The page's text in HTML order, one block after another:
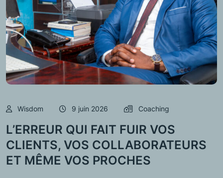
Wisdom 9 juin 2026 Coaching
L’ERREUR QUI FAIT FUIR VOS
CLIENTS, VOS COLLABORATEURS
ET MÊME VOS PROCHES